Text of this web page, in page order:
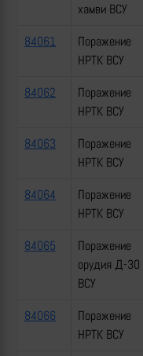
хамви ВСУ
84061
Поражение
НРТК ВСУ
84062
Поражение
НРТК ВСУ
84063
Поражение
НРТК ВСУ
84064
Поражение
НРТК ВСУ
84065
Поражение
орудия Д-30
ВСУ
84066
Поражение
НРТК ВСУ